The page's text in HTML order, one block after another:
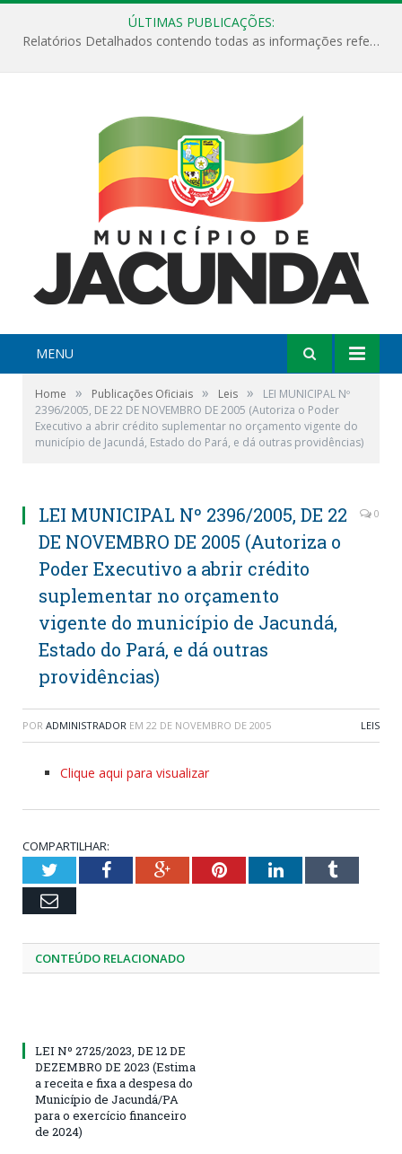
ÚLTIMAS PUBLICAÇÕES:
Relatórios Detalhados contendo todas as informações referentes a execução de recursos destinados ao fomento de projetos culturais no Município de Jacundá entre os anos de 2022 ao presente ano de 2026.
MENU
Home » Publicações Oficiais » Leis »
LEI MUNICIPAL Nº
2396/2005, DE 22 DE NOVEMBRO DE 2005 (Autoriza o Poder
Executivo a abrir crédito suplementar no orçamento vigente do
município de Jacundá, Estado do Pará, e dá outras providências)
LEI MUNICIPAL Nº 2396/2005, DE 22
DE NOVEMBRO DE 2005 (Autoriza o
Poder Executivo a abrir crédito
suplementar no orçamento
vigente do município de Jacundá,
Estado do Pará, e dá outras
providências)
0
POR ADMINISTRADOR EM 22 DE NOVEMBRO DE 2005 LEIS
Clique aqui para visualizar
COMPARTILHAR:
TwitterFacebookGoogle+PinterestLinkedInTumblr
Email
CONTEÚDO RELACIONADO
LEI Nº 2725/2023, DE 12 DE
DEZEMBRO DE 2023 (Estima
a receita e fixa a despesa do
Município de Jacundá/PA
para o exercício financeiro
de 2024)